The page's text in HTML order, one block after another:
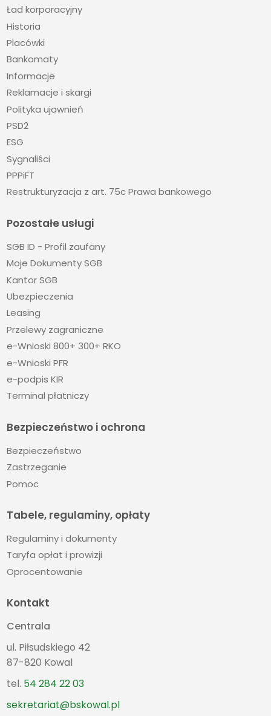
Ład korporacyjny
Historia
Placówki
Bankomaty
Informacje
Reklamacje i skargi
Polityka ujawnień
PSD2
ESG
Sygnaliści
PPPiFT
Restrukturyzacja z art. 75c Prawa bankowego
Pozostałe usługi
SGB ID - Profil zaufany
Moje Dokumenty SGB
Kantor SGB
Ubezpieczenia
Leasing
Przelewy zagraniczne
e-Wnioski 800+ 300+ RKO
e-Wnioski PFR
e-podpis KIR
Terminal płatniczy
Bezpieczeństwo i ochrona
Bezpieczeństwo
Zastrzeganie
Pomoc
Tabele, regulaminy, opłaty
Regulaminy i dokumenty
Taryfa opłat i prowizji
Oprocentowanie
Kontakt
Centrala
ul. Piłsudskiego 42
87-820 Kowal
tel. 54 284 22 03
sekretariat@bskowal.pl